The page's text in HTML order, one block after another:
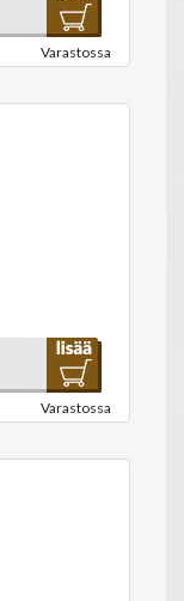
Varastossa
Varastossa